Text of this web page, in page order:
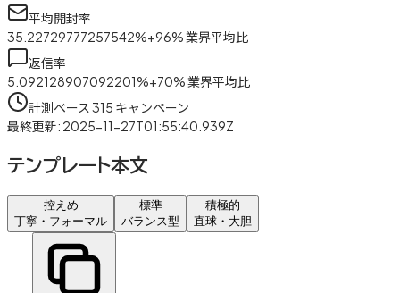
平均開封率
35.22729777257542%+96%業界平均比
返信率
5.092128907092201%+70%業界平均比
計測ベース 315 キャンペーン
最終更新: 2025-11-27T01:55:40.939Z
テンプレート本文
控えめ
丁寧・フォーマル
標準
バランス型
積極的
直球・大胆